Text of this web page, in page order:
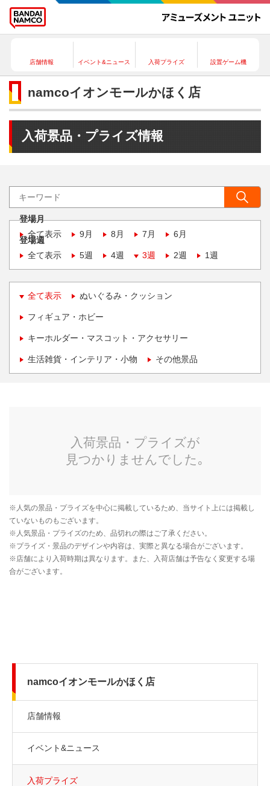
店舗情報 イベント&ニュース 入荷プライズ 設置ゲーム機
namcoイオンモールかほく店
入荷景品・プライズ情報
登場月
全て表示
9月 8月 7月 6月
登場週
全て表示
5週 4週 3週 2週 1週
全て表示 ぬいぐるみ・クッション
フィギュア・ホビー
キーホルダー・マスコット・アクセサリー
生活雑貨・インテリア・小物 その他景品
namcoイオンモールかほく店
店舗情報
イベント&ニュース
入荷プライズ